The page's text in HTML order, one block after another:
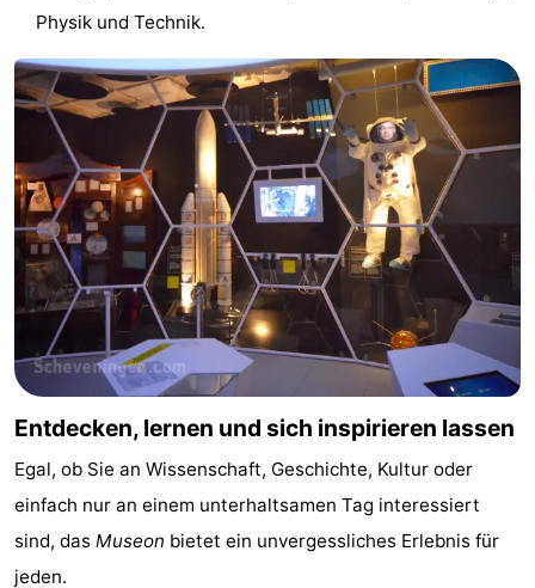
trinken
Praktisch
Forum
Route
-
Parken
Reisebuchshop
Medizin
Adressen
Region
-
Natur
Schoorlse
-
Bergen
-
Physik und Technik.
Entdecken, lernen und sich inspirieren lassen
Egal, ob Sie an Wissenschaft, Geschichte, Kultur oder
einfach nur an einem unterhaltsamen Tag interessiert
sind, das Museon bietet ein unvergessliches Erlebnis für
jeden.